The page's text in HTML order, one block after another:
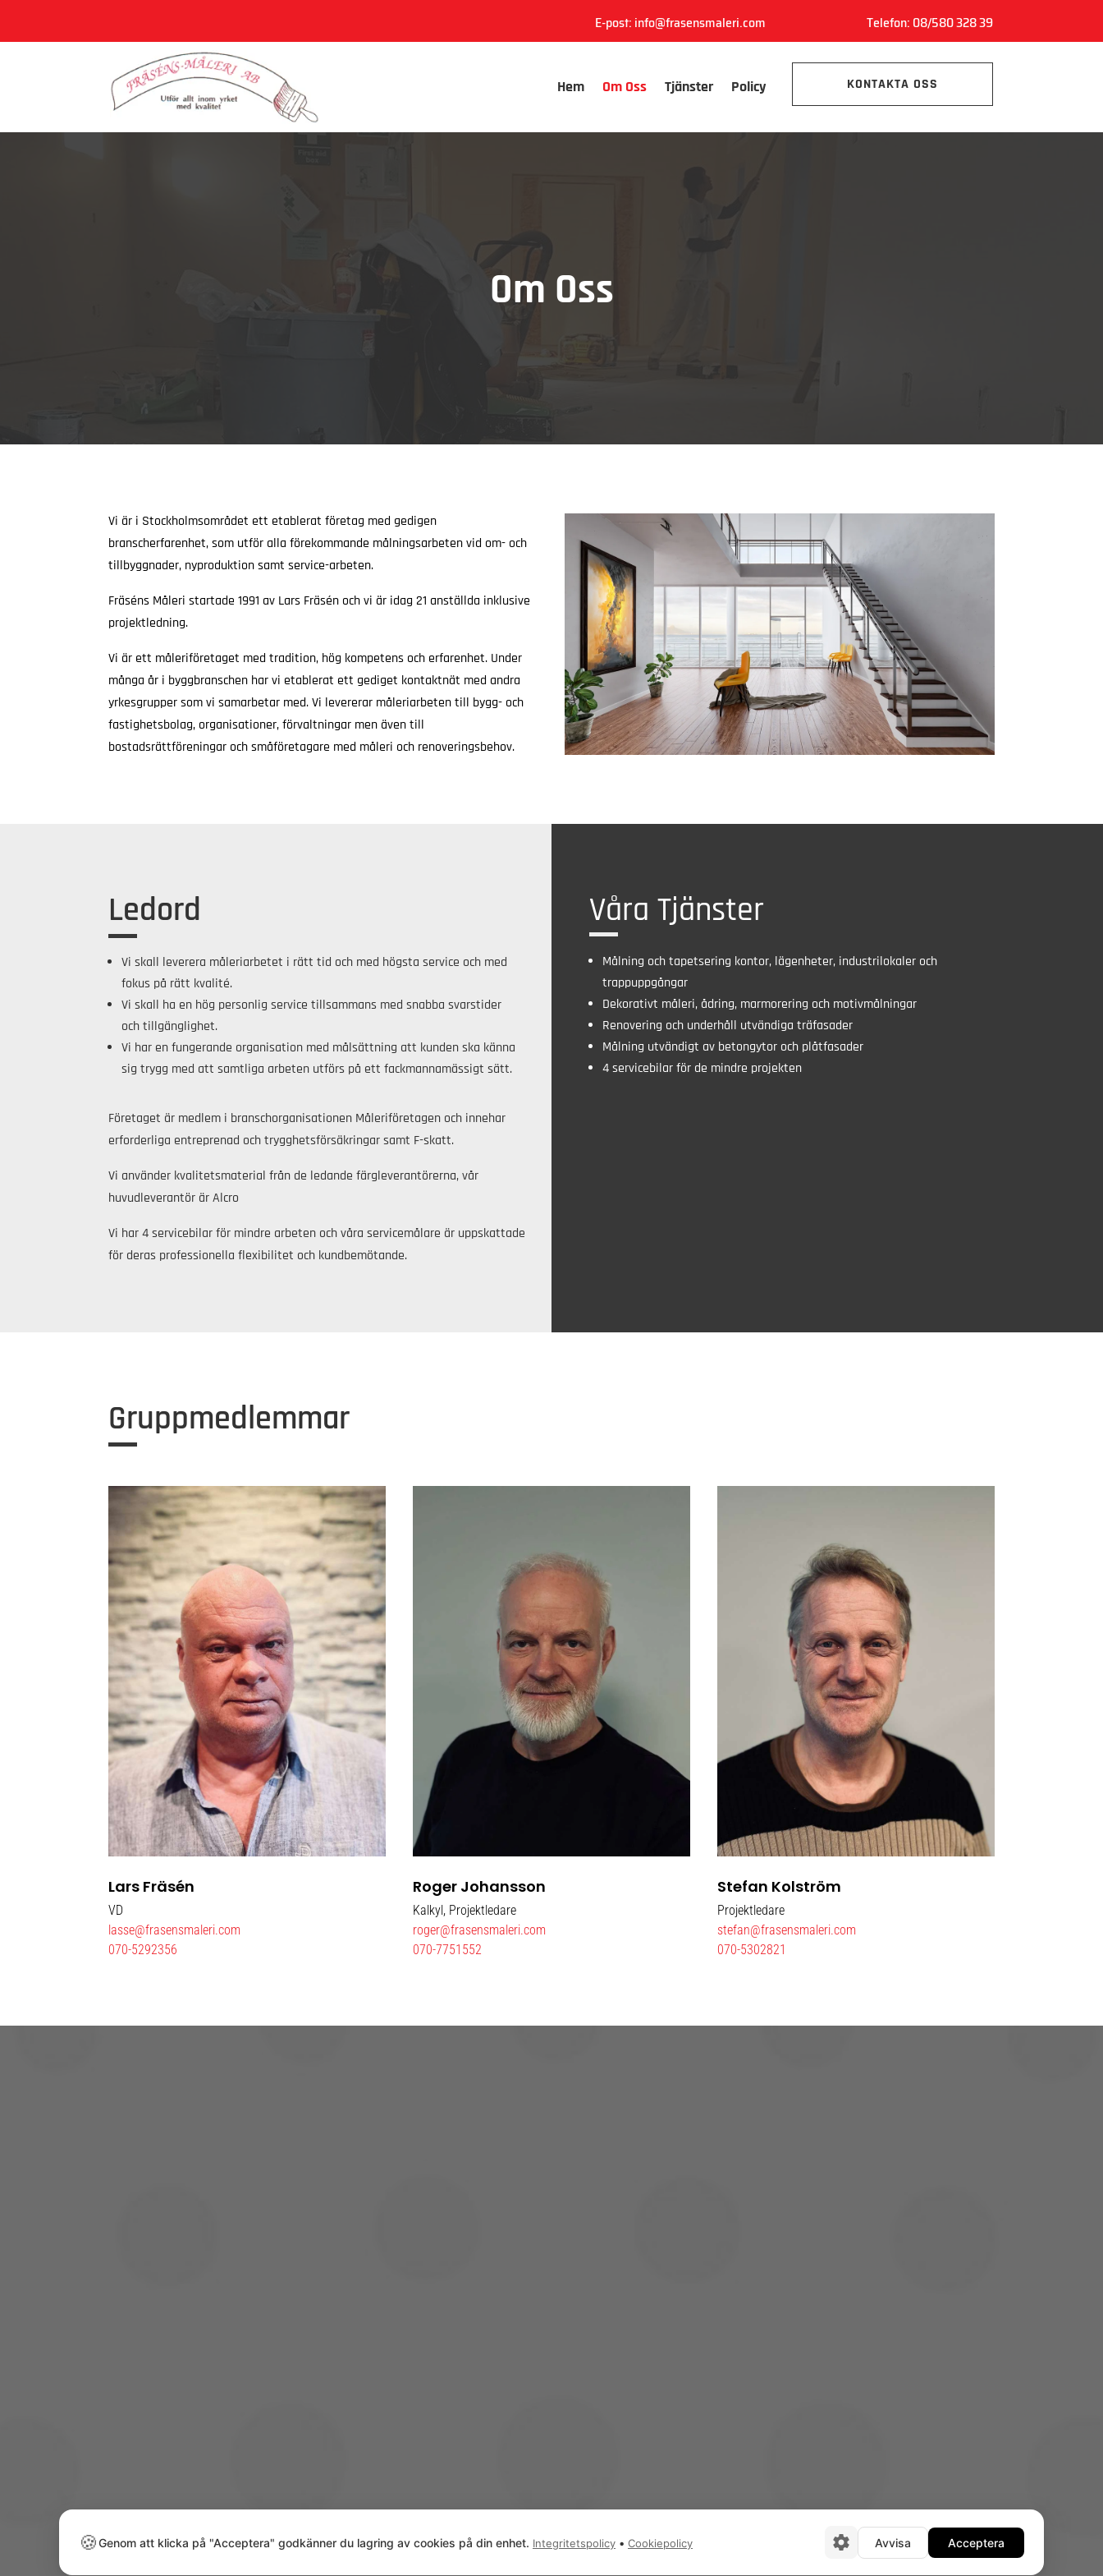
E-post: info@frasensmaleri.com Telefon: 08/580 328 39
Hem Om Oss Tjänster Policy KONTAKTA OSS
Om Oss
Vi är i Stockholmsområdet ett etablerat företag med gedigen
branscherfarenhet, som utför alla förekommande målningsarbeten vid om- och
tillbyggnader, nyproduktion samt service-arbeten.
Fräséns Måleri startade 1991 av Lars Fräsén och vi är idag 21 anställda inklusive
projektledning.
Vi är ett måleriföretaget med tradition, hög kompetens och erfarenhet. Under
många år i byggbranschen har vi etablerat ett gediget kontaktnät med andra
yrkesgrupper som vi samarbetar med. Vi levererar måleriarbeten till bygg- och
fastighetsbolag, organisationer, förvaltningar men även till
bostadsrättföreningar och småföretagare med måleri och renoveringsbehov.
Ledord
Vi skall leverera måleriarbetet i rätt tid och med högsta service och med
fokus på rätt kvalité.
Vi skall ha en hög personlig service tillsammans med snabba svarstider
och tillgänglighet.
Vi har en fungerande organisation med målsättning att kunden ska känna
sig trygg med att samtliga arbeten utförs på ett fackmannamässigt sätt.
Företaget är medlem i branschorganisationen Måleriföretagen och innehar
erforderliga entreprenad och trygghetsförsäkringar samt F-skatt.
Vi använder kvalitetsmaterial från de ledande färgleverantörerna, vår
huvudleverantör är Alcro
Vi har 4 servicebilar för mindre arbeten och våra servicemålare är uppskattade
för deras professionella flexibilitet och kundbemötande.
Våra Tjänster
Målning och tapetsering kontor, lägenheter, industrilokaler och
trappuppgångar
Dekorativt måleri, ådring, marmorering och motivmålningar
Renovering och underhåll utvändiga träfasader
Målning utvändigt av betongytor och plåtfasader
4 servicebilar för de mindre projekten
Gruppmedlemmar
Lars Fräsén
VD
lasse@frasensmaleri.com
070-5292356
Roger Johansson
Kalkyl, Projektledare
roger@frasensmaleri.com
070-7751552
Stefan Kolström
Projektledare
stefan@frasensmaleri.com
070-5302821
🍪Genom att klicka på "Acceptera" godkänner du lagring av cookies på din enhet. Integritetspolicy • Cookiepolicy Avvisa Acceptera